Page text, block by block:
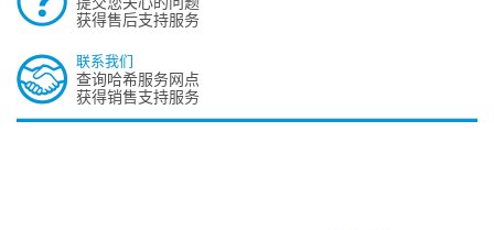
获得售后支持服务
联系我们
查询哈希服务网点
获得销售支持服务